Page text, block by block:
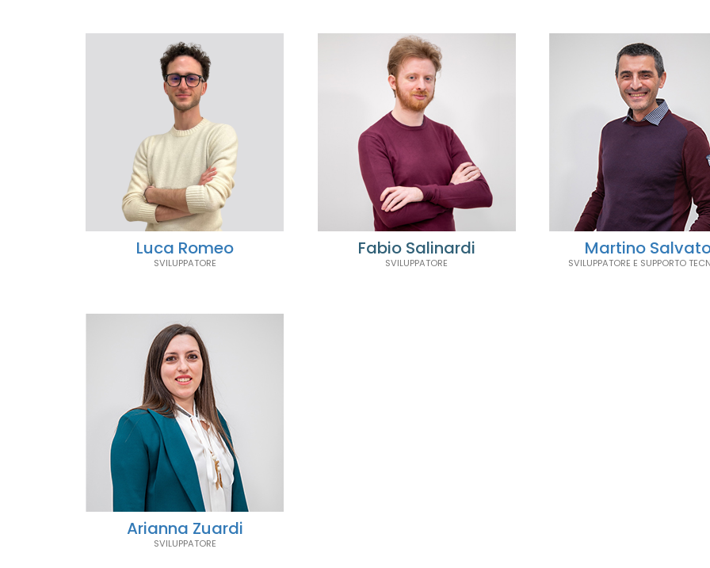
Luca Romeo
SVILUPPATORE
Fabio Salinardi
SVILUPPATORE
Martino
SVILUPPATORE E SUPPORTO
Arianna Zuardi
SVILUPPATORE